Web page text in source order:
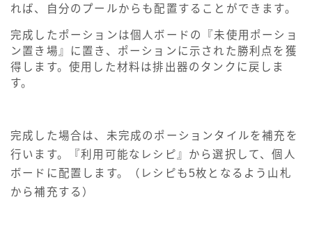
れば、自分のプールからも配置することができます。
完成したポーションは個人ボードの『未使用ポーショ
ン置き場』に置き、ポーションに示された勝利点を獲
得します。使用した材料は排出器のタンクに戻しま
す。
完成した場合は、未完成のポーションタイルを補充を
行います。『利用可能なレシピ』から選択して、個人
ボードに配置します。（レシピも5枚となるよう山札
から補充する）